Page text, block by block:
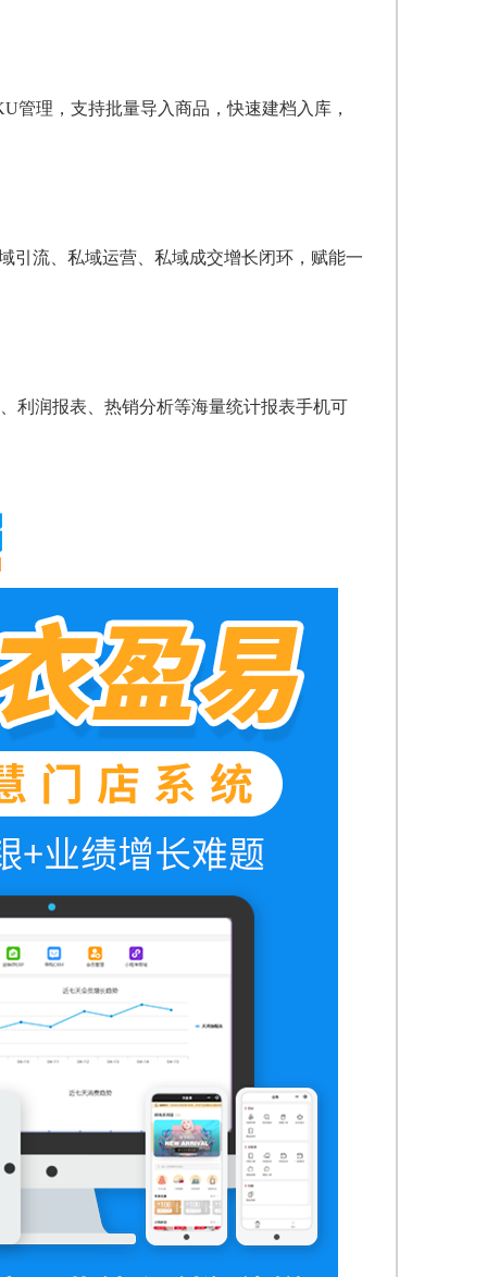
管理，支持批量导入商品，快速建档入库，
引流、私域运营、私域成交增长闭环，赋能一
利润报表、热销分析等海量统计报表手机可